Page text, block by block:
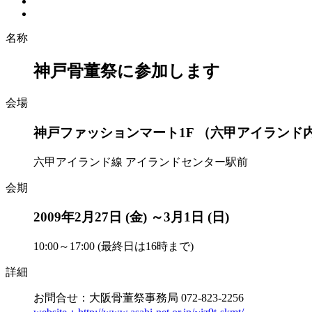
名称
神戸骨董祭に参加します
会場
神戸ファッションマート1F （六甲アイランド
六甲アイランド線 アイランドセンター駅前
会期
2009年2月27日 (金) ～3月1日 (日)
10:00～17:00 (最終日は16時まで)
詳細
お問合せ：大阪骨董祭事務局 072-823-2256